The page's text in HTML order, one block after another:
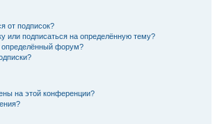
от подписок?
или подписаться на определённую тему?
определённый форум?
на этой конференции?